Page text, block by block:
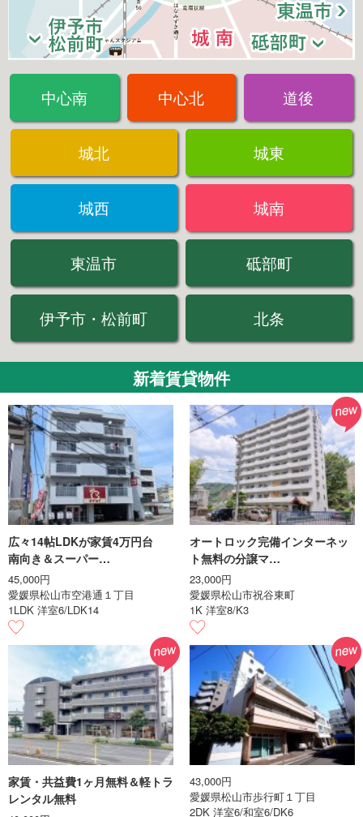
中心南 中心北 道後
城北 城東
城西 城南
東温市 砥部町
伊予市・松前町 北条
新着賃貸物件
広々14帖LDKが家賃4万円台
南向き＆スーパー…
45,000円
愛媛県松山市空港通１丁目
1LDK 洋室6/LDK14
オートロック完備インターネッ
ト無料の分譲マ…
23,000円
愛媛県松山市祝谷東町
1K 洋室8/K3
家賃・共益費1ヶ月無料＆軽トラ
レンタル無料
43,000円
愛媛県松山市歩行町１丁目
2DK 洋室6/和室6/DK6